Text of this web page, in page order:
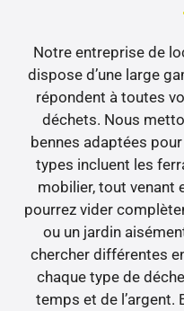
Notre entreprise de
dispose d’une large
répondent à toutes
déchets. Nous
bennes adaptées
types incluent les
mobilier, tout venant
pourrez vider
ou un jardin
chercher différentes
chaque type de
temps et de l’argent.